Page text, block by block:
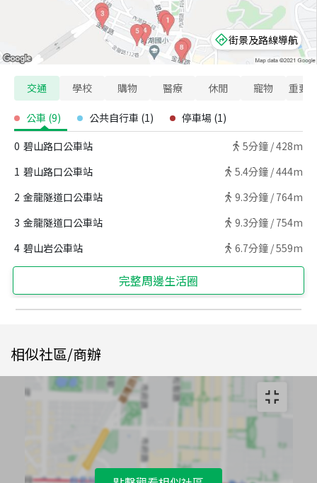
街景及路線導航
交通 學校 購物 醫療 休閒 寵物 重要
公車 (9) 公共自行車 (1) 停車場 (1)
0 碧山路口公車站 5分鐘 /428m
1 碧山路口公車站 5.4分鐘 /444m
2 金龍隧道口公車站 9.3分鐘 / 764m
3 金龍隧道口公車站 9.3分鐘 / 754m
4 碧山岩公車站 6.7分鐘 /559m
完整周邊生活圈
相似社區/商辦